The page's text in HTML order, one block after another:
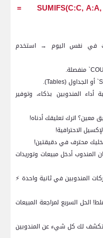
= SUMIFS(C:C,
في نفس اليوم → استخدم
` منفصلة.
` أو الجداول (Tables
).
المندوبين بذكاء، وتوفير
معين؟ اترك تعليقك أدناه!
الاحترافية!
محترف في دقيقتين!
أدخل مبيعات وتوريدات
⚡
الحل السريع لمراجعة المبيعات
تكشف لك كل شيء عن المندوبين